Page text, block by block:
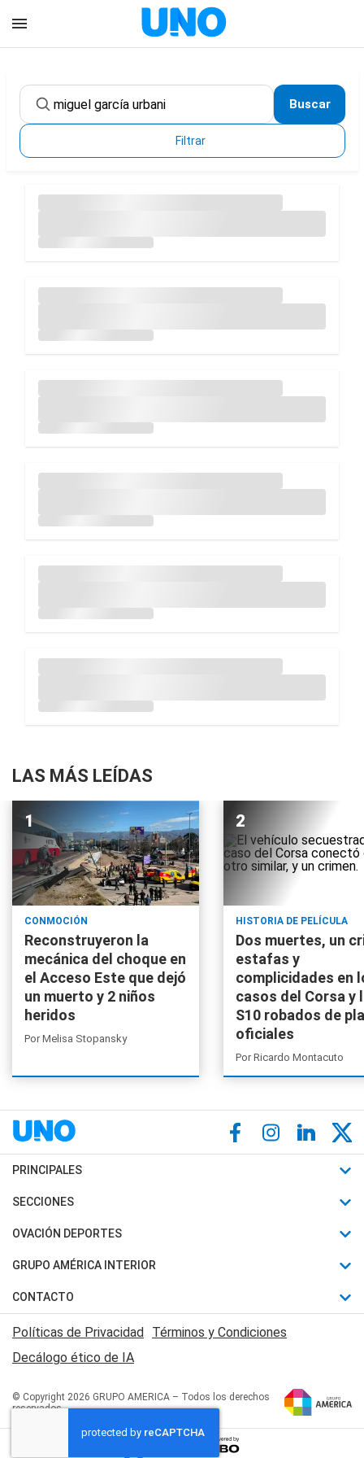
Buscar
Filtrar
LAS MÁS LEÍDAS
CONMOCIÓN
Reconstruyeron la
mecánica del choque en
el Acceso Este que dejó
un muerto y 2 niños
heridos
PorMelisa Stopansky
HISTORIA DE PELÍCULA
Dos muertes, un
estafas y
complicidades en
casos del Corsa y
S10 robados de
oficiales
PorRicardo Montacuto
PRINCIPALES
Últimas Noticias
Política
Judiciales
Economia
SECCIONES
Horóscopo
Motores
Trucos caseros
Series y Películas
Edictos y Solicitadas
OVACIÓN DEPORTES
Fútbol
Mundial
Automovilismo
Rugby
Básquet
GRUPO AMÉRICA INTERIOR
Canal 7 en Vivo
San Juan 8
CONTACTO
Acerca de Nosotros
Contactanos
Políticas de Privacidad
Términos y Condiciones
Decálogo ético de IA
© Copyright 2026 GRUPO AMERICA – Todos los derechos
reservados